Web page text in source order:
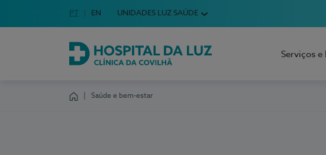
Escolha o seu idioma
Idioma em Português
PT English Language
EN UNIDADES LUZ SAÚDE
Hospital da Luz Clínica da Covilhã
Serviços e
Saúde e bem-estar